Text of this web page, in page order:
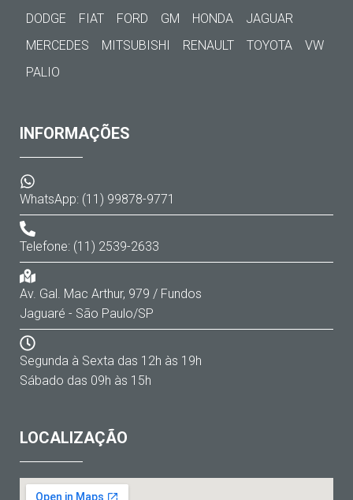
DODGE
FIAT FORD GM HONDA
JAGUAR
MERCEDES
MITSUBISHI RENAULT TOYOTA
VW
PALIO
INFORMAÇÕES
WhatsApp: (11) 99878-9771
Telefone: (11) 2539-2633
Av. Gal. Mac Arthur, 979 / Fundos
Jaguaré - São Paulo/SP
Segunda à Sexta das 12h às 19h
Sábado das 09h às 15h
LOCALIZAÇÃO